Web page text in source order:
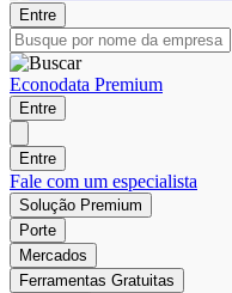
Entre
Econodata Premium
Entre
Entre
Fale com um especialista
Solução Premium
Porte
Mercados
Ferramentas Gratuitas